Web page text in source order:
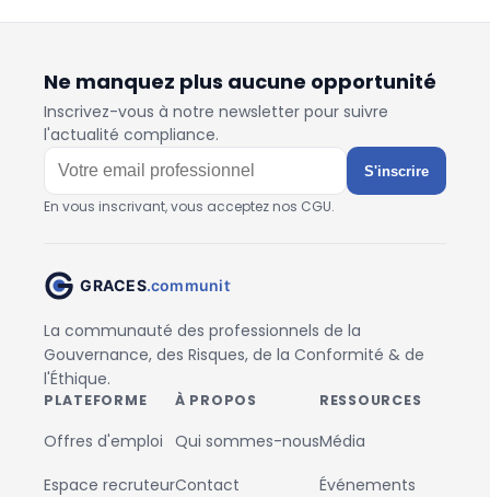
Ne manquez plus aucune opportunité
Inscrivez-vous à notre newsletter pour suivre
l'actualité compliance.
S'inscrire
En vous inscrivant, vous acceptez nos CGU.
La communauté des professionnels de la
Gouvernance, des Risques, de la Conformité & de
l'Éthique.
PLATEFORME
Offres d'emploi
Espace recruteur
À PROPOS
Qui sommes-nous
Contact
RESSOURCES
Média
Événements